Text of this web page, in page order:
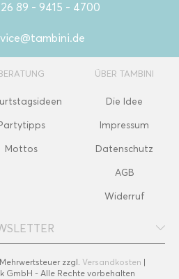
89 - 9415 - 4700
Mottos
ÜBER TAMBINI
Die Idee
Impressum
Datenschutz
AGB
Widerruf
zzgl. Versandkosten |
GmbH - Alle Rechte vorbehalten